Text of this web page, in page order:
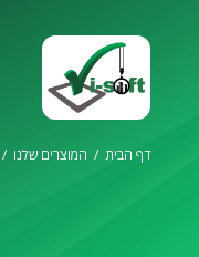
דף הבית / המוצרים שלנו /